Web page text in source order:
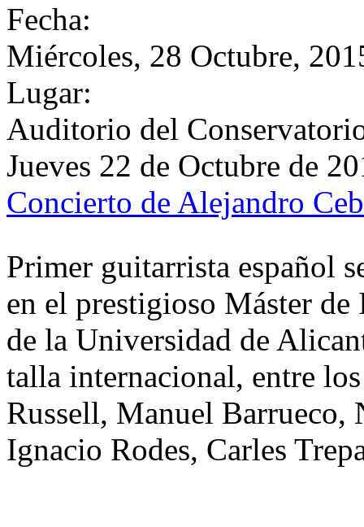
Fecha:
Miércoles, 28 Octubre,
Lugar:
Auditorio del
Jueves 22 de Octubre de
Concierto de Alejandro
Primer guitarrista español
en el prestigioso Máster
de la Universidad de
talla internacional, entre
Russell, Manuel
Ignacio Rodes, Carles